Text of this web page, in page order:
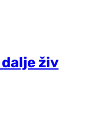
dalje živ